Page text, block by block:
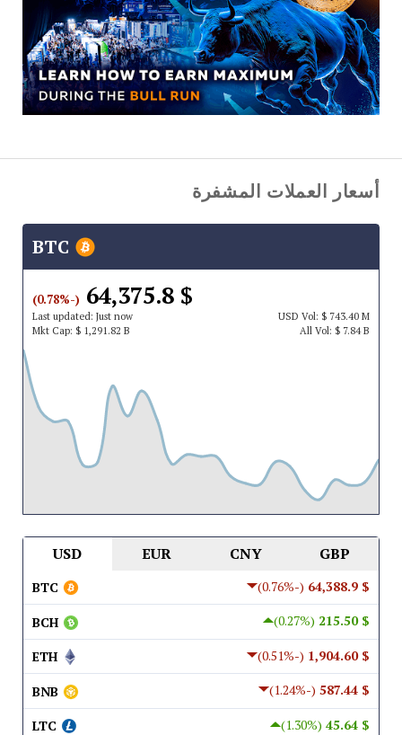
أسعار العملات المشفرة
$ 64,375.8
(-0.78%)
Last updated: Just now USDVol: $ 743.40 M
Mkt Cap: $ 1,291.82 B All Vol: $ 7.84 B
USD EUR CNY GBP
$ 64,388.9
(-0.76%)
BTC
$ 215.50
(0.27%)
BCH
$ 1,904.60
(-0.51%)
ETH
$ 587.44
(-1.24%)
BNB
$ 45.64
(1.30%)
LTC